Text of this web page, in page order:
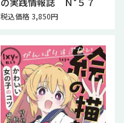
税込価格 3,850円